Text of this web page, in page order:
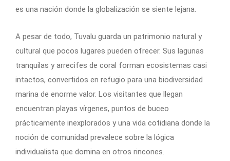
es una nación donde la globalización se siente lejana.
A pesar de todo, Tuvalu guarda un patrimonio natural y
cultural que pocos lugares pueden ofrecer. Sus lagunas
tranquilas y arrecifes de coral forman ecosistemas casi
intactos, convertidos en refugio para una biodiversidad
marina de enorme valor. Los visitantes que llegan
encuentran playas vírgenes, puntos de buceo
prácticamente inexplorados y una vida cotidiana donde la
noción de comunidad prevalece sobre la lógica
individualista que domina en otros rincones.